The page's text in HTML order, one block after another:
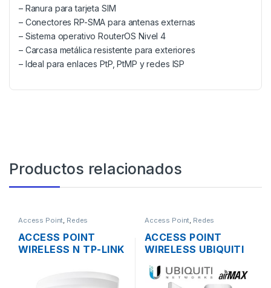
– Ranura para tarjeta SIM
– Conectores RP-SMA para antenas externas
– Sistema operativo RouterOS Nivel 4
– Carcasa metálica resistente para exteriores
– Ideal para enlaces PtP, PtMP y redes ISP
Productos relacionados
Access Point, Redes
ACCESS POINT
WIRELESS N TP-LINK
ANTENAS INT.
Access Point, Redes
ACCESS POINT
WIRELESS UBIQUITI
LOCOM5 AIRMAX